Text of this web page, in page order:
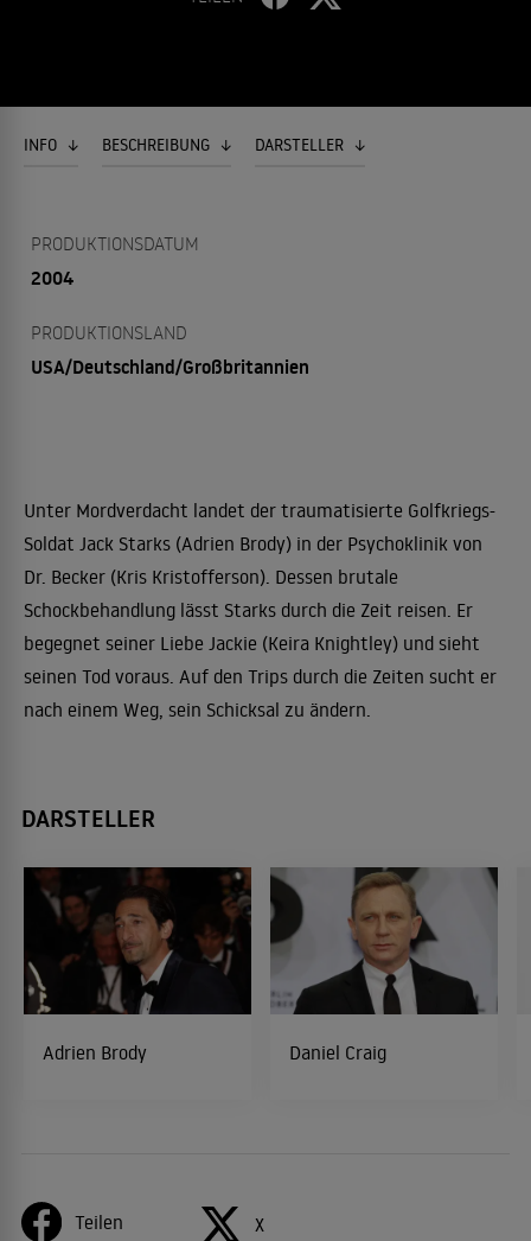
INFO BESCHREIBUNG DARSTELLER
PRODUKTIONSDATUM
2004
PRODUKTIONSLAND
USA/Deutschland/Großbritannien
Unter Mordverdacht landet der traumatisierte Golfkriegs-
Soldat Jack Starks (Adrien Brody) in der Psychoklinik von
Dr. Becker (Kris Kristofferson). Dessen brutale
Schockbehandlung lässt Starks durch die Zeit reisen. Er
begegnet seiner Liebe Jackie (Keira Knightley) und sieht
seinen Tod voraus. Auf den Trips durch die Zeiten sucht er
nach einem Weg, sein Schicksal zu ändern.
DARSTELLER
Adrien Brody Daniel Craig
Teilen X